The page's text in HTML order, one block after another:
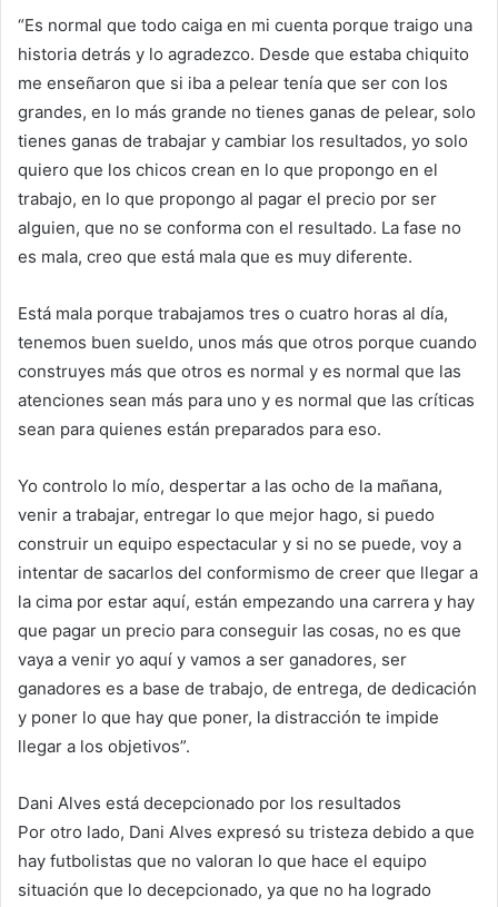
“Es normal que todo caiga en mi cuenta porque traigo una
historia detrás y lo agradezco. Desde que estaba chiquito
me enseñaron que si iba a pelear tenía que ser con los
grandes, en lo más grande no tienes ganas de pelear, solo
tienes ganas de trabajar y cambiar los resultados, yo solo
quiero que los chicos crean en lo que propongo en el
trabajo, en lo que propongo al pagar el precio por ser
alguien, que no se conforma con el resultado. La fase no
es mala, creo que está mala que es muy diferente.
Está mala porque trabajamos tres o cuatro horas al día,
tenemos buen sueldo, unos más que otros porque cuando
construyes más que otros es normal y es normal que las
atenciones sean más para uno y es normal que las críticas
sean para quienes están preparados para eso.
Yo controlo lo mío, despertar a las ocho de la mañana,
venir a trabajar, entregar lo que mejor hago, si puedo
construir un equipo espectacular y si no se puede, voy a
intentar de sacarlos del conformismo de creer que llegar a
la cima por estar aquí, están empezando una carrera y hay
que pagar un precio para conseguir las cosas, no es que
vaya a venir yo aquí y vamos a ser ganadores, ser
ganadores es a base de trabajo, de entrega, de dedicación
y poner lo que hay que poner, la distracción te impide
llegar a los objetivos”.
Dani Alves está decepcionado por los resultados
Por otro lado, Dani Alves expresó su tristeza debido a que
hay futbolistas que no valoran lo que hace el equipo
situación que lo decepcionado, ya que no ha logrado